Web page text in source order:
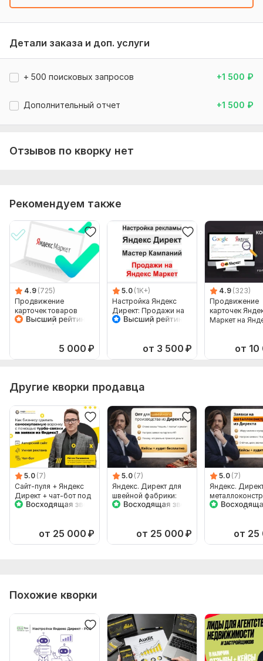
3. УТП (уникальное торговое предложение) желательно с
4. Все ваши преимущества над конкурентами;
5. Регион рекламы (списком);
лицензируется.
Тип:
Создание и настройка
Детали заказа и доп. услуги
+ 500 поисковых запросов +1 500 ₽
Дополнительный отчет +1 500 ₽
Отзывов по кворку нет
Рекомендуем также
4.9 (725)
Продвижение
карточек товаров
Яндекс Маркет в
5 000 ₽
5.0 (1K+)
Настройка Яндекс
Директ: Продажи на
Яндекс Маркет
от 3 500 ₽
4.9 (323)
Продвижение
карточек
Маркет на
от
Другие кворки продавца
5.0 (7)
Сайт-пуля + Яндекс
Директ + чат-бот под
ключ
от 25 000 ₽
5.0 (7)
Яндекс. Директ для
швейной фабрики:
заявки на опт и
от 25 000 ₽
5.0 (7)
Яндекс.
заявки на
от 25
Похожие кворки